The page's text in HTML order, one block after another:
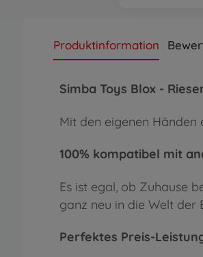
Produktinformation
Simba Toys Blox -
Mit den eigenen
100% kompatibel mit
Es ist egal, ob Zuhause
ganz neu in die Welt der
Perfektes Preis-